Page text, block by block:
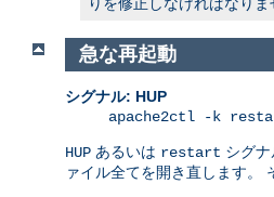
りを修正しなければなりま
急な再起動
シグナル: HUP
apache2ctl -k
HUP あるいは restart シグ
ァイル全てを開き直します。